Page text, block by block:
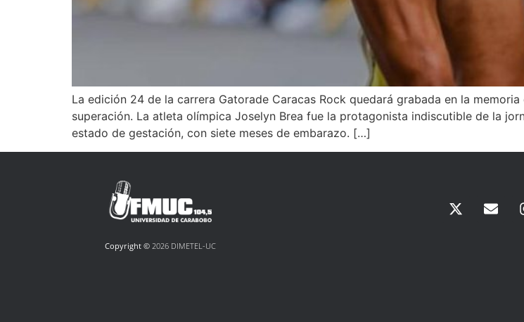
La edición 24 de la carrera Gatorade Caracas Rock quedará grabada en la
superación. La atleta olímpica Joselyn Brea fue la protagonista indiscutible de la
estado de gestación, con siete meses de embarazo. […]
Copyright ©2026 DIMETEL-UC